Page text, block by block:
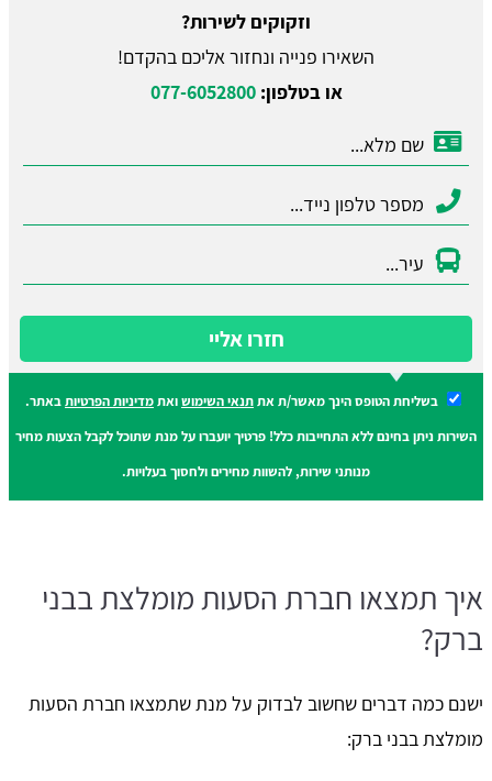
וזקוקים לשירות?
השאירו פנייה ונחזור אליכם בהקדם!
או בטלפון:077-6052800
חזרו אליי
בשליחת הטופס הינך מאשר/ת אתתנאי השימושואתמדיניות הפרטיותבאתר.
השירות ניתן בחינם ללא התחייבות כלל! פרטיך יועברו על מנת שתוכל לקבל הצעות מחיר
מנותני שירות, להשוות מחירים ולחסוך בעלויות.
איך תמצאו חברת הסעות מומלצת בבני
ברק?
ישנם כמה דברים שחשוב לבדוק על מנת שתמצאו חברת הסעות
מומלצת בבני ברק: